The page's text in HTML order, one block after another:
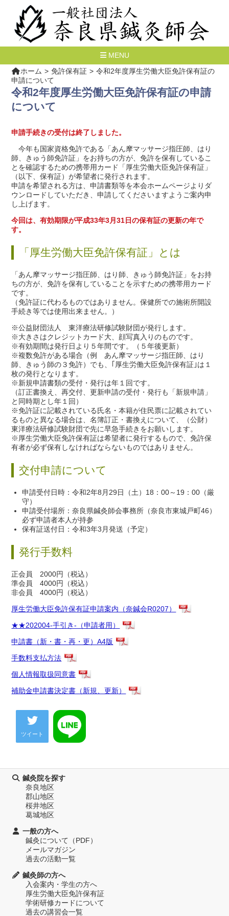
MENU
ホーム
免許保有証
令和2年度厚生労働大臣免許保有証の
申請について
令和2年度厚生労働大臣免許保有証の申請
について
申請手続きの受付は終了しました。
今年も国家資格免許である「あん摩マッサージ指圧師、はり
師、きゅう師免許証」をお持ちの方が、免許を保有しているこ
とを確認するための携帯用カード「厚生労働大臣免許保有証」
（以下、保有証）が希望者に発行されます。
申請を希望される方は、申請書類等を本会ホームページよりダ
ウンロードしていただき、申請してくださいますようご案内申
し上げます。
今回は、有効期限が平成33年3月31日の保有証の更新の年で
す。
「厚生労働大臣免許保有証」とは
「あん摩マッサージ指圧師、はり師、きゅう師免許証」をお持
ちの方が、免許を保有していることを示すための携帯用カード
です。
（免許証に代わるものではありません。保健所での施術所開設
手続き等では使用出来ません。）
※公益財団法人 東洋療法研修試験財団が発行します。
※大きさはクレジットカード大、顔写真入りのものです。
※有効期間は発行日より５年間です。（５年後更新）
※複数免許がある場合（例 あん摩マッサージ指圧師、はり
師、きゅう師の３免許）でも、｢厚生労働大臣免許保有証｣は１
枚の発行となります。
※新規申請書類の受付・発行は年１回です。
（訂正書換え、再交付、更新申請の受付・発行も「新規申請」
と同時期とし年１回）
※免許証に記載されている氏名・本籍が住民票に記載されてい
るものと異なる場合は、名簿訂正・書換えについて、（公財）
東洋療法研修試験財団で先に早急手続きをお願いします。
※厚生労働大臣免許保有証は希望者に発行するもので、免許保
有者が必ず保有しなければならないものではありません。
交付申請について
申請受付日時：令和2年8月29日（土）18：00～19：00（厳
守）
申請受付場所：奈良県鍼灸師会事務所（奈良市東城戸町46）
必ず申請者本人が持参
保有証送付日：令和3年3月発送（予定）
発行手数料
正会員 2000円（税込）
準会員 4000円（税込）
非会員 4000円（税込）
厚生労働大臣免許保有証申請案内（奈鍼会R0207）
★★202004-手引き-（申請者用）
申請書（新・書・再・更）A4版
手数料支払方法
個人情報取扱同意書
補助金申請書決定書（新規、更新）
ツイート
鍼灸院を探す
奈良地区
郡山地区
桜井地区
葛城地区
一般の方へ
鍼灸について（PDF）
メールマガジン
過去の活動一覧
鍼灸師の方へ
入会案内・学生の方へ
厚生労働大臣免許保有証
学術研修カードについて
過去の講習会一覧